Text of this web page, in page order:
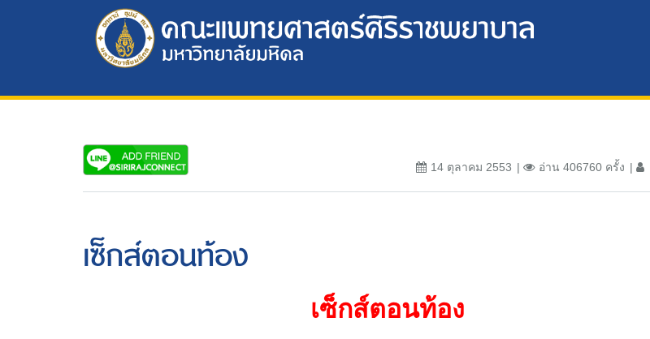
14 ตุลาคม 2553 อ่าน 406760 ครั้ง
เซ็กส์ตอนท้อง
เซ็กส์ตอนท้อง